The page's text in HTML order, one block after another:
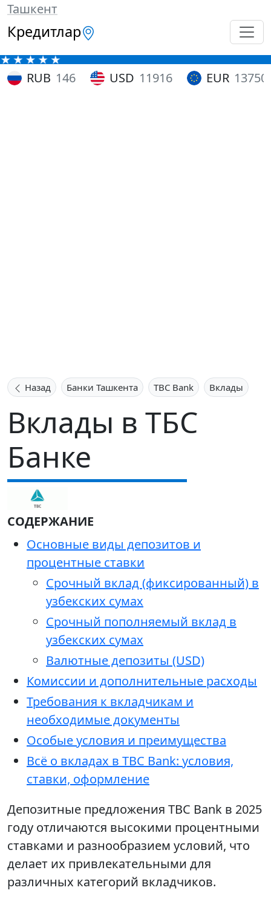
Ташкент
Кредитлар
RUB 146 USD 11916 EUR 13750
Назад Банки Ташкента TBC Bank Вклады
Вклады в ТБС
Банке
СОДЕРЖАНИЕ
Основные виды депозитов и
процентные ставки
Срочный вклад (фиксированный) в
узбекских сумах
Срочный пополняемый вклад в
узбекских сумах
Валютные депозиты (USD)
Комиссии и дополнительные расходы
Требования к вкладчикам и
необходимые документы
Особые условия и преимущества
Всё о вкладах в TBC Bank: условия,
ставки, оформление
Депозитные предложения TBC Bank в 2025
году отличаются высокими процентными
ставками и разнообразием условий, что
делает их привлекательными для
различных категорий вкладчиков.